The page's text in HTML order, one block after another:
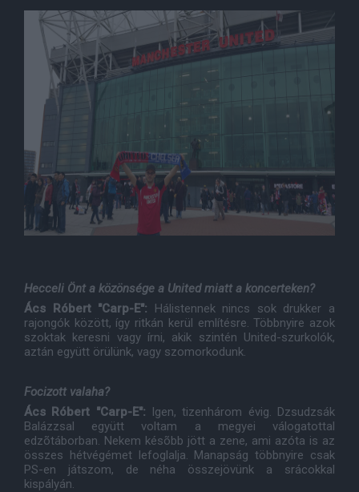
Hecceli Önt a közönsége a United miatt a koncerteken?
Ács Róbert "Carp-E": Hálistennek nincs sok drukker a
rajongók között, így ritkán kerül említésre. Többnyire azok
szoktak keresni vagy írni, akik szintén United-szurkolók,
aztán együtt örülünk, vagy szomorkodunk.
Focizott valaha?
Ács Róbert "Carp-E": Igen, tizenhárom évig. Dzsudzsák
Balázzsal együtt voltam a megyei válogatottal
edzõtáborban. Nekem késõbb jött a zene, ami azóta is az
összes hétvégémet lefoglalja. Manapság többnyire csak
PS-en játszom, de néha összejövünk a srácokkal
kispályán.